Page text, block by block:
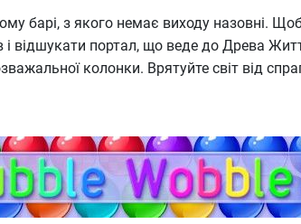
барі, з якого немає виходу назовні.
і відшукати портал, що веде до Древа
колонки. Врятуйте світ від